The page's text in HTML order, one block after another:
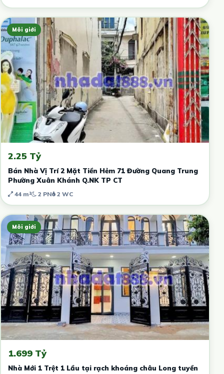
Môi giới
2.25 Tỷ
Bán Nhà Vị Trí 2 Mặt Tiền Hẻm 71 Đường Quang Trung
Phường Xuân Khánh Q.NK TP CT
44 m² 2 PN 2 WC
Môi giới
1.699 Tỷ
Nhà Mới 1 Trệt 1 Lầu tại rạch khoáng châu Long tuyền